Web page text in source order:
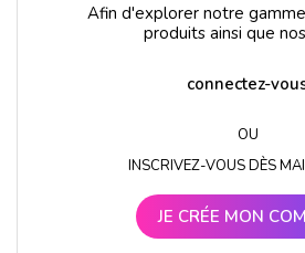
Afin d'explorer notre
produits ainsi que
connectez-
OU
INSCRIVEZ-VOUS DÈS
JE CRÉE MON